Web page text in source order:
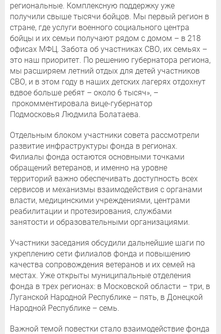
региональные. Комплексную поддержку уже
получили свыше тысячи бойцов. Мы первый регион в
стране, где услуги военного социального центра
бойцы и их семьи получают рядом с домом – в 218
офисах МФЦ. Забота об участниках СВО, их семьях –
это наш приоритет. По решению губернатора региона,
мы расширяем летний отдых для детей участников
СВО, и в этом году в наших детских лагерях отдохнут
вдвое больше ребят – около 6 тысяч», –
прокомментировала вице-губернатор
Подмосковья Людмила Болатаева.
Отдельным блоком участники совета рассмотрели
развитие инфраструктуры фонда в регионах.
Филиалы фонда остаются основными точками
обращений ветеранов, и именно на уровне
территорий важно обеспечивать доступность всех
сервисов и механизмы взаимодействия с органами
власти, медицинскими учреждениями, центрами
реабилитации и протезирования, службами
занятости и образовательными организациями.
Участники заседания обсудили дальнейшие шаги по
укреплению сети филиалов фонда и повышению
качества сопровождения ветеранов и их семей на
местах. Уже открыты муниципальные отделения
фонда в трех регионах: в Московской области – три, в
Луганской Народной Республике – пять, в Донецкой
Народной Республике – семь.
Важной темой повестки стало взаимодействие фонда